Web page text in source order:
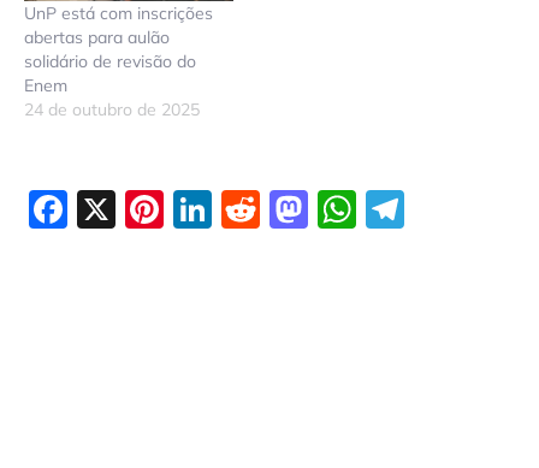
UnP está com inscrições
abertas para aulão
solidário de revisão do
Enem
24 de outubro de 2025
Facebook
X Pinterest
LinkedIn
Reddit
Mastodon